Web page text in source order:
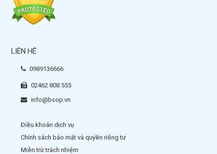
LIÊN HỆ
0989136666
02462 808 555
info@bsop.vn
Điều khoản dịch vụ
Chính sách bảo mật và quyền riêng tư
Miễn trừ trách nhiệm